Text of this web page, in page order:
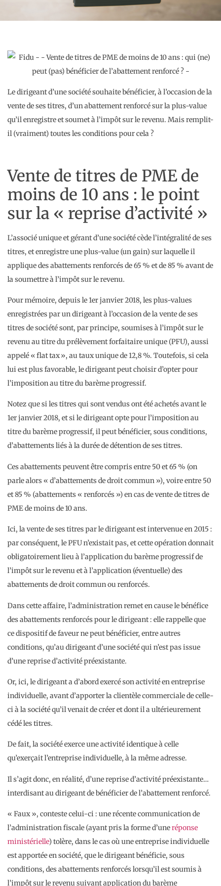
Le dirigeant d’une société souhaite bénéficier, à l’occasion de la
vente de ses titres, d’un abattement renforcé sur la plus-value
qu’il enregistre et soumet à l’impôt sur le revenu. Mais remplit-
il (vraiment) toutes les conditions pour cela ?
Vente de titres de PME de
moins de 10 ans : le point
sur la « reprise d’activité »
L’associé unique et gérant d’une société cède l’intégralité de ses
titres, et enregistre une plus-value (un gain) sur laquelle il
applique des abattements renforcés de 65 % et de 85 % avant de
la soumettre à l’impôt sur le revenu.
Pour mémoire, depuis le 1er janvier 2018, les plus-values
enregistrées par un dirigeant à l’occasion de la vente de ses
titres de société sont, par principe, soumises à l’impôt sur le
revenu au titre du prélèvement forfaitaire unique (PFU), aussi
appelé « flat tax », au taux unique de 12,8 %. Toutefois, si cela
lui est plus favorable, le dirigeant peut choisir d’opter pour
l’imposition au titre du barème progressif.
Notez que si les titres qui sont vendus ont été achetés avant le
1er janvier 2018, et si le dirigeant opte pour l’imposition au
titre du barème progressif, il peut bénéficier, sous conditions,
d’abattements liés à la durée de détention de ses titres.
Ces abattements peuvent être compris entre 50 et 65 % (on
parle alors « d’abattements de droit commun »), voire entre 50
et 85 % (abattements « renforcés ») en cas de vente de titres de
PME de moins de 10 ans.
Ici, la vente de ses titres par le dirigeant est intervenue en 2015 :
par conséquent, le PFU n’existait pas, et cette opération donnait
obligatoirement lieu à l’application du barème progressif de
l’impôt sur le revenu et à l’application (éventuelle) des
abattements de droit commun ou renforcés.
Dans cette affaire, l’administration remet en cause le bénéfice
des abattements renforcés pour le dirigeant : elle rappelle que
ce dispositif de faveur ne peut bénéficier, entre autres
conditions, qu’au dirigeant d’une société qui n’est pas issue
d’une reprise d’activité préexistante.
Or, ici, le dirigeant a d’abord exercé son activité en entreprise
individuelle, avant d’apporter la clientèle commerciale de celle-
ci à la société qu’il venait de créer et dont il a ultérieurement
cédé les titres.
De fait, la société exerce une activité identique à celle
qu’exerçait l’entreprise individuelle, à la même adresse.
Il s’agit donc, en réalité, d’une reprise d’activité préexistante…
interdisant au dirigeant de bénéficier de l’abattement renforcé.
« Faux », conteste celui-ci : une récente communication de
l’administration fiscale (ayant pris la forme d’uneréponse
ministérielle) tolère, dans le cas où une entreprise individuelle
est apportée en société, que le dirigeant bénéficie, sous
conditions, des abattements renforcés lorsqu’il est soumis à
l’impôt sur le revenu suivant application du barème